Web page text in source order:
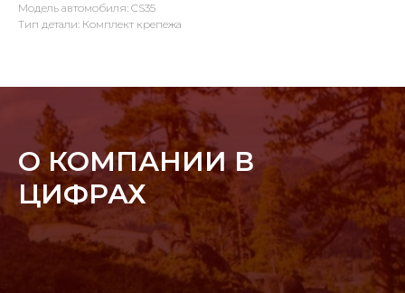
Модель автомобиля: CS35
Тип детали: Комплект крепежа
О КОМПАНИИ В
ЦИФРАХ